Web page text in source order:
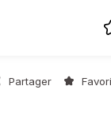
Partager